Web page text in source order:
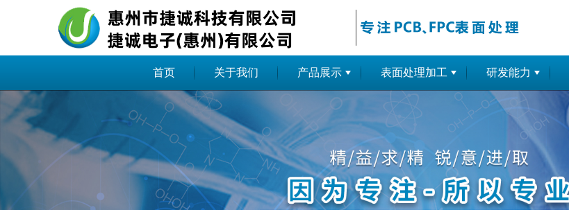
首页 关于我们 产品展示 表面处理加工 研发能力